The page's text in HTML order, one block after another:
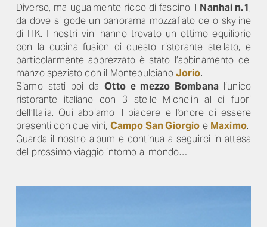
Diverso, ma ugualmente ricco di fascino il Nanhai n.1,
da dove si gode un panorama mozzafiato dello skyline
di HK. I nostri vini hanno trovato un ottimo equilibrio
con la cucina fusion di questo ristorante stellato, e
particolarmente apprezzato è stato l’abbinamento del
manzo speziato con il MontepulcianoJorio.
Siamo stati poi daOtto e mezzo Bombana l’unico
ristorante italiano con 3 stelle Michelin al di fuori
dell’Italia. Qui abbiamo il piacere e l'onore di essere
presenti con due vini, Campo San Giorgio e Maximo.
Guarda il nostro album e continua a seguirci in attesa
del prossimo viaggio intorno al mondo…